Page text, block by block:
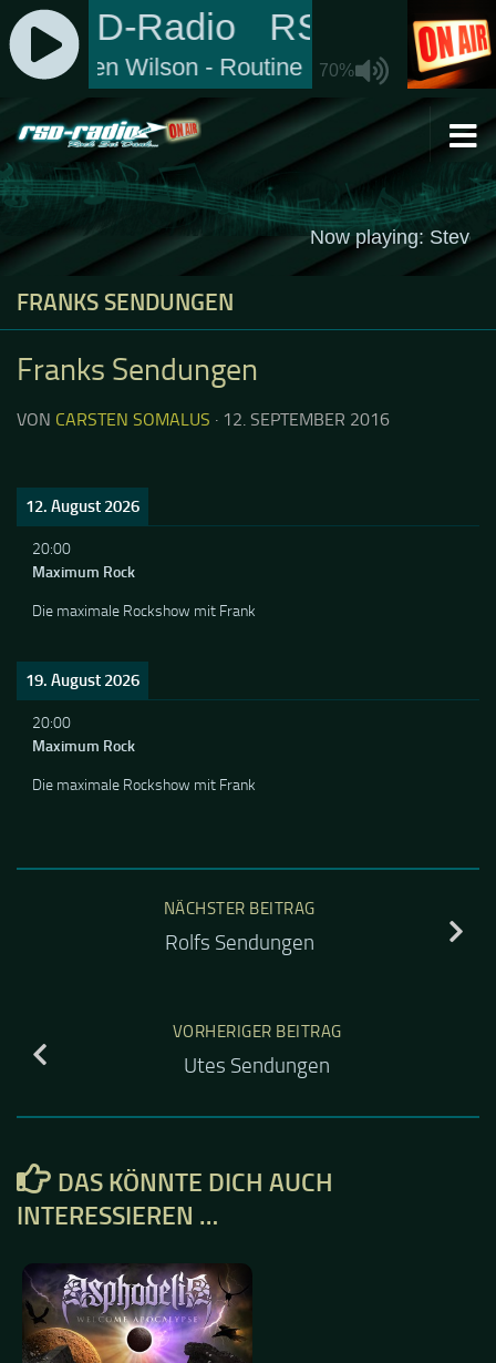
Zum Inhalt springen
FRANKS SENDUNGEN
Franks Sendungen
VON CARSTEN SOMALUS · 12. SEPTEMBER 2016
12. August 2026
20:00
Maximum Rock
Die maximale Rockshow mit Frank
19. August 2026
20:00
Maximum Rock
Die maximale Rockshow mit Frank
NÄCHSTER BEITRAG
Rolfs Sendungen
VORHERIGER BEITRAG
Utes Sendungen
DAS KÖNNTE DICH AUCH
INTERESSIEREN …